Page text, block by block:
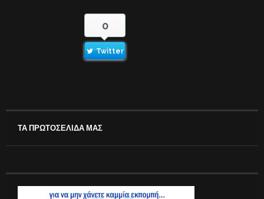
0
Twitter
ΤΑ ΠΡΩΤΟΣΕΛΙΔΑ ΜΑΣ